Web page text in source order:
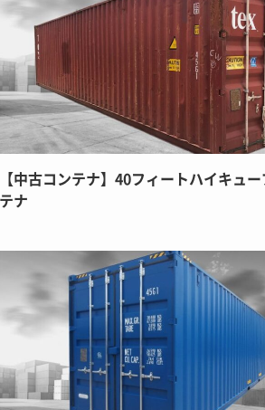
【中古コンテナ】40フィートハイキュ
テナ